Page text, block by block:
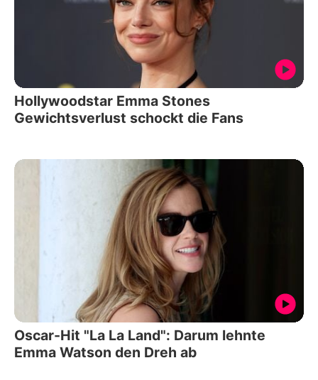
Hollywoodstar Emma Stones
Gewichtsverlust schockt die Fans
Oscar-Hit "La La Land": Darum lehnte
Emma Watson den Dreh ab